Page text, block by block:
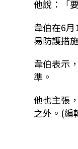
他說：「
韋伯在6
易防護措
韋伯表示
準。
他也主張
之外。(編